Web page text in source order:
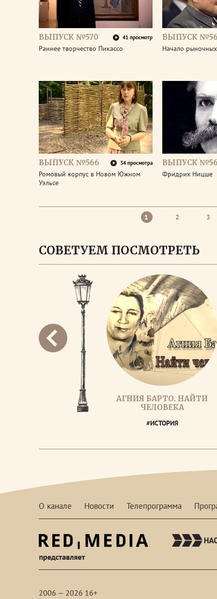
ВЫПУСК №570 41 просмотр
Раннее творчество Пикассо
ВЫПУСК
Начало
ВЫПУСК №566 34 просмотра
Ромовый корпус в Новом Южном
Уэльсе
ВЫПУСК
Фридрих Ницше
1 2 3
СОВЕТУЕМ ПОСМОТРЕТЬ
АГНИЯ БАРТО. НАЙТИ
ЧЕЛОВЕКА
#ИСТОРИЯ
О канале Новости Телепрограмма
2006 — 2026 16+